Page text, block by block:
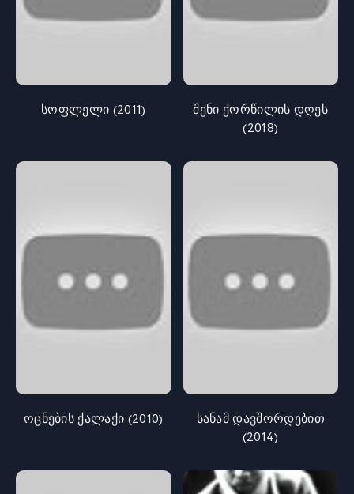
სოფლელი (2011)
შენი ქორწილის დღეს
(2018)
ოცნების ქალაქი (2010)
სანამ დავშორდებით
(2014)